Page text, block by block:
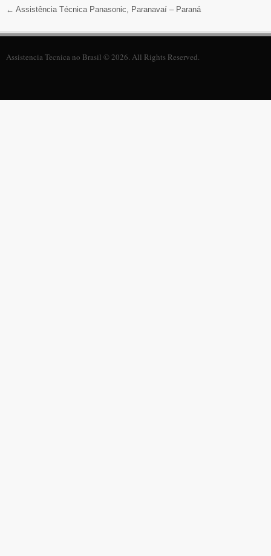
← Assistência Técnica Panasonic, Paranavaí – Paraná
Assistencia Tecnica no Brasil © 2026. All Rights Reserved.